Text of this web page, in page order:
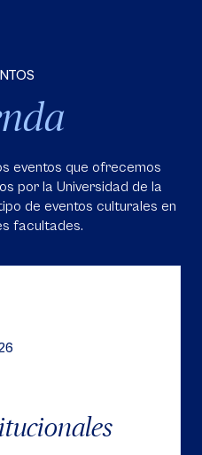
eventos que ofrecemos
por la Universidad de la
de eventos culturales en
facultades.